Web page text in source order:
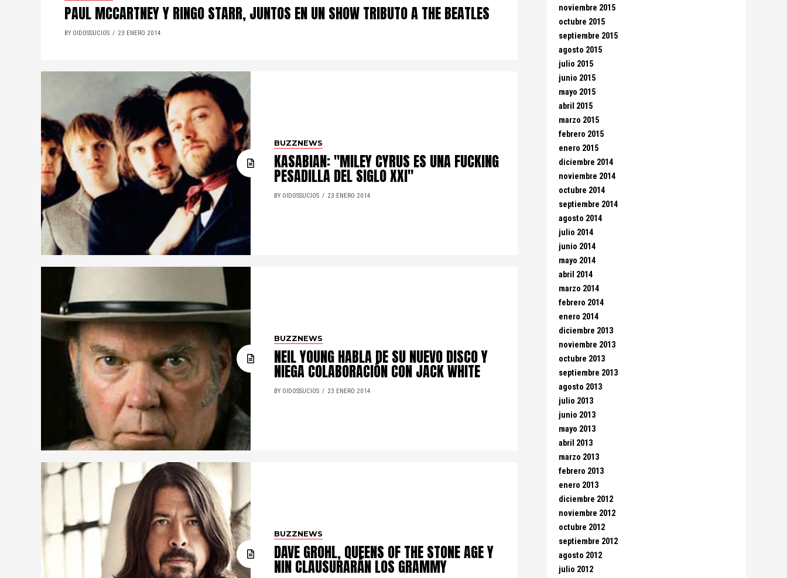
PAUL MCCARTNEY Y RINGO STARR, JUNTOS EN UN SHOW TRIBUTO A THE BEATLES
BY OIDOSSUCIOS 23 ENERO 2014
BUZZNEWS
KASABIAN: "MILEY CYRUS ES UNA FUCKING
PESADILLA DEL SIGLO XXI"
BY OIDOSSUCIOS 23 ENERO 2014
BUZZNEWS
NEIL YOUNG HABLA DE SU NUEVO DISCO Y
NIEGA COLABORACIÓN CON JACK WHITE
BY OIDOSSUCIOS 23 ENERO 2014
BUZZNEWS
DAVE GROHL, QUEENS OF THE STONE AGE Y
NIN CLAUSURARÁN LOS GRAMMY
noviembre 2015
octubre 2015
septiembre 2015
agosto 2015
julio 2015
junio 2015
mayo 2015
abril 2015
marzo 2015
febrero 2015
enero 2015
diciembre 2014
noviembre 2014
octubre 2014
septiembre 2014
agosto 2014
julio 2014
junio 2014
mayo 2014
abril 2014
marzo 2014
febrero 2014
enero 2014
diciembre 2013
noviembre 2013
octubre 2013
septiembre 2013
agosto 2013
julio 2013
junio 2013
mayo 2013
abril 2013
marzo 2013
febrero 2013
enero 2013
diciembre 2012
noviembre 2012
octubre 2012
septiembre 2012
agosto 2012
julio 2012